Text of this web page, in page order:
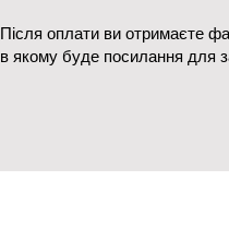
Після оплати ви отримаєте
в якому буде посилання для